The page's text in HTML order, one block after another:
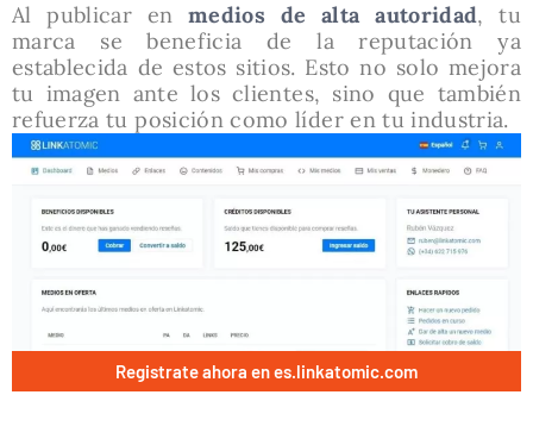
Al publicar enmedios de alta autoridad, tu
marca se beneficia de la reputación ya
establecida de estos sitios. Esto no solo mejora
tu imagen ante los clientes, sino que también
refuerza tu posición como líder en tu industria.
Registrate ahora en es.linkatomic.com